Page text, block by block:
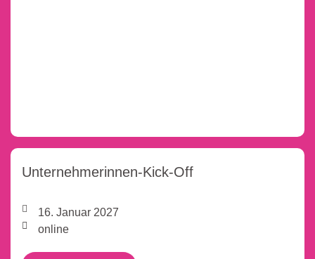
Unternehmerinnen-Kick-Off
16. Januar 2027
online